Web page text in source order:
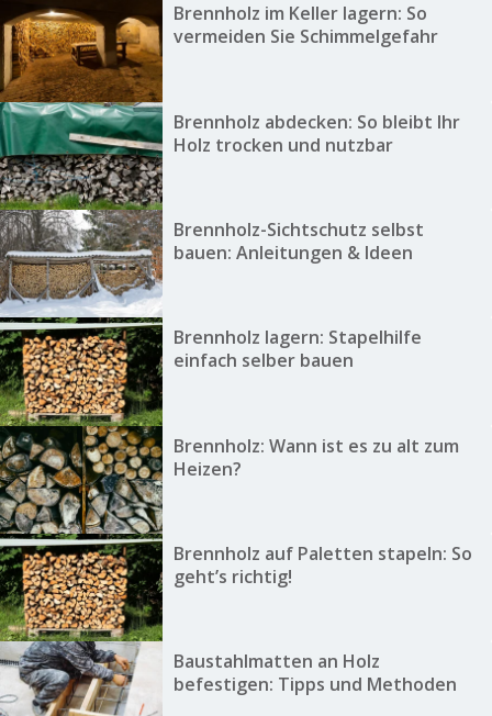
Brennholz im Keller lagern: So
vermeiden Sie Schimmelgefahr
Brennholz abdecken: So bleibt Ihr
Holz trocken und nutzbar
Brennholz-Sichtschutz selbst
bauen: Anleitungen & Ideen
Brennholz lagern: Stapelhilfe
einfach selber bauen
Brennholz: Wann ist es zu alt zum
Heizen?
Brennholz auf Paletten stapeln: So
geht’s richtig!
Baustahlmatten an Holz
befestigen: Tipps und Methoden